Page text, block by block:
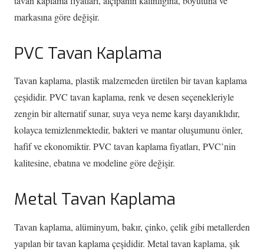
markasına göre değişir.
PVC Tavan Kaplama
Tavan kaplama, plastik malzemeden üretilen bir tavan kaplama
çeşididir. PVC tavan kaplama, renk ve desen seçenekleriyle
zengin bir alternatif sunar, suya veya neme karşı dayanıklıdır,
kolayca temizlenmektedir, bakteri ve mantar oluşumunu önler,
hafif ve ekonomiktir. PVC tavan kaplama fiyatları, PVC’nin
kalitesine, ebatına ve modeline göre değişir.
Metal Tavan Kaplama
Tavan kaplama, alüminyum, bakır, çinko, çelik gibi metallerden
yapılan bir tavan kaplama çeşididir. Metal tavan kaplama, şık